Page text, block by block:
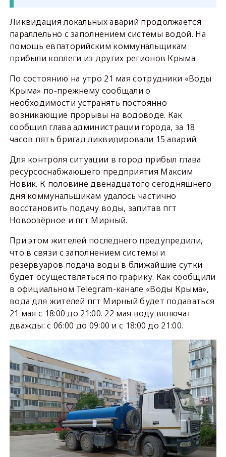
Ликвидация локальных аварий продолжается
параллельно с заполнением системы водой. На
помощь евпаторийским коммунальщикам
прибыли коллеги из других регионов Крыма.
По состоянию на утро 21 мая сотрудники «Воды
Крыма» по-прежнему сообщали о
необходимости устранять постоянно
возникающие прорывы на водоводе. Как
сообщил глава администрации города, за 18
часов пять бригад ликвидировали 15 аварий.
Для контроля ситуации в город прибыл глава
ресурсоснабжающего предприятия Максим
Новик. К половине двенадцатого сегодняшнего
дня коммунальщикам удалось частично
восстановить подачу воды, запитав пгт
Новоозёрное и пгт Мирный.
При этом жителей последнего предупредили,
что в связи с заполнением системы и
резервуаров подача воды в ближайшие сутки
будет осуществляться по графику. Как сообщили
в официальном Telegram-канале «Воды Крыма»,
вода для жителей пгт Мирный будет подаваться
21 мая с 18:00 до 21:00. 22 мая воду включат
дважды: с 06:00 до 09:00 и с 18:00 до 21:00.